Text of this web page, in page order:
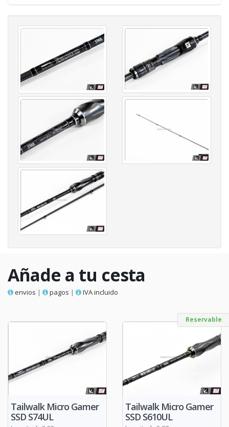
Añade a tu cesta
envios | pagos | IVA incluido
Tailwalk Micro Gamer
SSD S74UL
Reservable
Tailwalk Micro Gamer
SSD S610UL